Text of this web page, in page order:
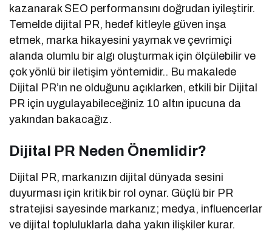
kazanarak SEO performansını doğrudan iyileştirir.
Temelde dijital PR, hedef kitleyle güven inşa
etmek, marka hikayesini yaymak ve çevrimiçi
alanda olumlu bir algı oluşturmak için ölçülebilir ve
çok yönlü bir iletişim yöntemidir.. Bu makalede
Dijital PR’ın ne olduğunu açıklarken, etkili bir Dijital
PR için uygulayabileceğiniz 10 altın ipucuna da
yakından bakacağız.
Dijital PR Neden Önemlidir?
Dijital PR, markanızın dijital dünyada sesini
duyurması için kritik bir rol oynar. Güçlü bir PR
stratejisi sayesinde markanız; medya, influencerlar
ve dijital topluluklarla daha yakın ilişkiler kurar.